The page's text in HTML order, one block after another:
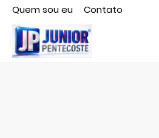
Quem sou eu
Contato
Editor responsável, jornalista